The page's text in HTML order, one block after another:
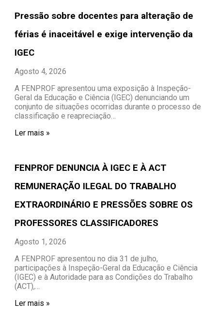
Pressão sobre docentes para alteração de
férias é inaceitável e exige intervenção da
IGEC
Agosto 4, 2026
A FENPROF apresentou uma exposição à Inspeção-
Geral da Educação e Ciência (IGEC) denunciando um
conjunto de situações ocorridas durante o processo de
classificação e reapreciação…
Ler mais »
FENPROF DENUNCIA À IGEC E À ACT
REMUNERAÇÃO ILEGAL DO TRABALHO
EXTRAORDINÁRIO E PRESSÕES SOBRE OS
PROFESSORES CLASSIFICADORES
Agosto 1, 2026
A FENPROF apresentou no dia 31 de julho,
participações à Inspeção-Geral da Educação e Ciência
(IGEC) e à Autoridade para as Condições do Trabalho
(ACT),…
Ler mais »